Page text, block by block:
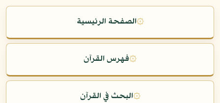
۞الصفحة الرئيسية
۞فهرس القرآن
۞البحث في القرآن